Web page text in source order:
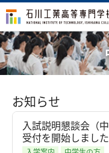
石川高専について
学科
専攻科
入学案内
学生生活
お知らせ
入試説明懇談会（
受付を開始しました